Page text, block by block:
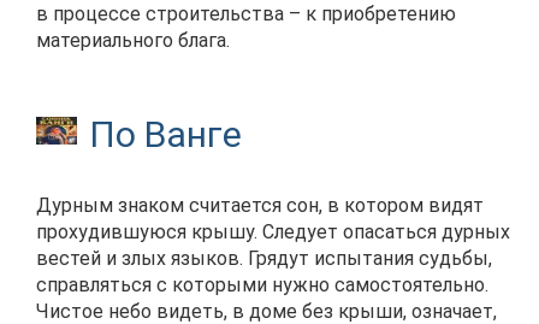
в процессе строительства – к приобретению
материального блага.
По Ванге
Дурным знаком считается сон, в котором видят
прохудившуюся крышу. Следует опасаться дурных
вестей и злых языков. Грядут испытания судьбы,
справляться с которыми нужно самостоятельно.
Чистое небо видеть, в доме без крыши, означает,